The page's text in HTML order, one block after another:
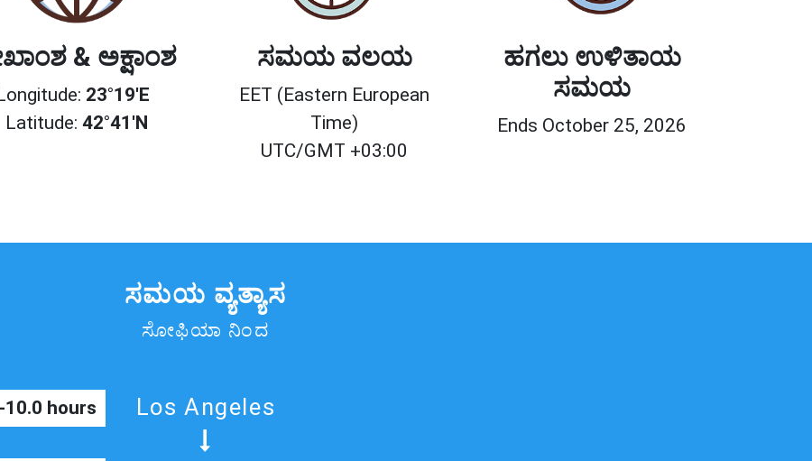
& ಅಕ್ಷಾಂಶ
23°19'E
Latitude:42°41'N
ಸಮಯ ವಲಯ
EET (Eastern European
Time)
UTC/GMT +03:00
ಹಗಲು ಉಳಿತಾಯ
ಸಮಯ
Ends October 25, 2026
ಸಮಯ ವ್ಯತ್ಯಾಸ
ಸೋಫಿಯಾ ನಿಂದ
Los Angeles
-10.0 hours